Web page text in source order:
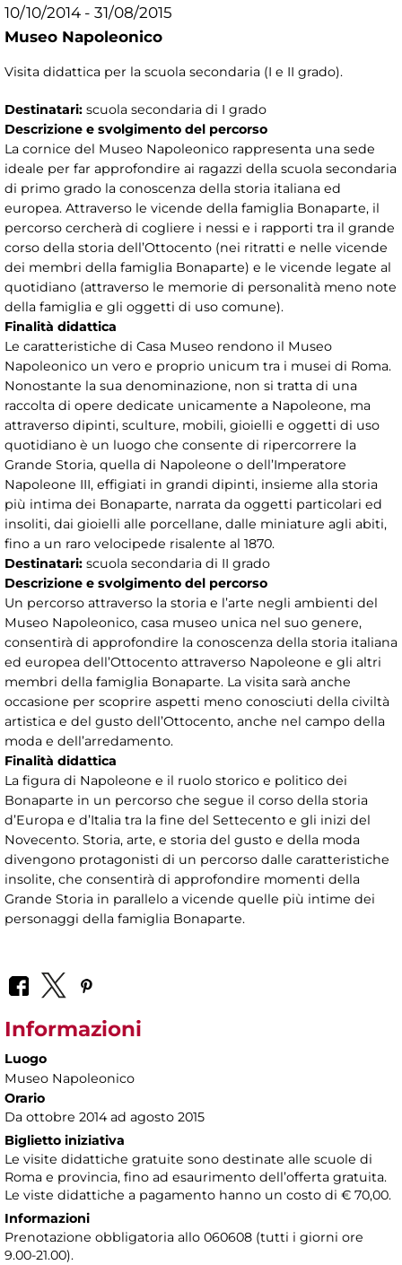
10/10/2014 - 31/08/2015
Museo Napoleonico
Visita didattica per la scuola secondaria (I e II grado).
Destinatari: scuola secondaria di I grado
Descrizione e svolgimento del percorso
La cornice del Museo Napoleonico rappresenta una sede
ideale per far approfondire ai ragazzi della scuola secondaria
di primo grado la conoscenza della storia italiana ed
europea. Attraverso le vicende della famiglia Bonaparte, il
percorso cercherà di cogliere i nessi e i rapporti tra il grande
corso della storia dell’Ottocento (nei ritratti e nelle vicende
dei membri della famiglia Bonaparte) e le vicende legate al
quotidiano (attraverso le memorie di personalità meno note
della famiglia e gli oggetti di uso comune).
Finalità didattica
Le caratteristiche di Casa Museo rendono il Museo
Napoleonico un vero e proprio unicum tra i musei di Roma.
Nonostante la sua denominazione, non si tratta di una
raccolta di opere dedicate unicamente a Napoleone, ma
attraverso dipinti, sculture, mobili, gioielli e oggetti di uso
quotidiano è un luogo che consente di ripercorrere la
Grande Storia, quella di Napoleone o dell’Imperatore
Napoleone III, effigiati in grandi dipinti, insieme alla storia
più intima dei Bonaparte, narrata da oggetti particolari ed
insoliti, dai gioielli alle porcellane, dalle miniature agli abiti,
fino a un raro velocipede risalente al 1870.
Destinatari: scuola secondaria di II grado
Descrizione e svolgimento del percorso
Un percorso attraverso la storia e l’arte negli ambienti del
Museo Napoleonico, casa museo unica nel suo genere,
consentirà di approfondire la conoscenza della storia italiana
ed europea dell’Ottocento attraverso Napoleone e gli altri
membri della famiglia Bonaparte. La visita sarà anche
occasione per scoprire aspetti meno conosciuti della civiltà
artistica e del gusto dell’Ottocento, anche nel campo della
moda e dell’arredamento.
Finalità didattica
La figura di Napoleone e il ruolo storico e politico dei
Bonaparte in un percorso che segue il corso della storia
d’Europa e d’Italia tra la fine del Settecento e gli inizi del
Novecento. Storia, arte, e storia del gusto e della moda
divengono protagonisti di un percorso dalle caratteristiche
insolite, che consentirà di approfondire momenti della
Grande Storia in parallelo a vicende quelle più intime dei
personaggi della famiglia Bonaparte.
Informazioni
Luogo
Museo Napoleonico
Orario
Da ottobre 2014 ad agosto 2015
Biglietto iniziativa
Le visite didattiche gratuite sono destinate alle scuole di
Roma e provincia, fino ad esaurimento dell’offerta gratuita.
Le viste didattiche a pagamento hanno un costo di € 70,00.
Informazioni
Prenotazione obbligatoria allo 060608 (tutti i giorni ore
9.00-21.00).